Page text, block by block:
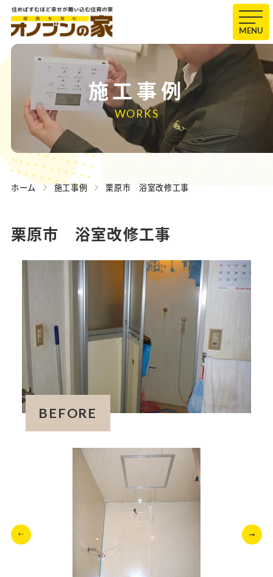
MENU
施工事例
WORKS
ホーム 施工事例 栗原市 浴室改修工事
栗原市 浴室改修工事
BEFORE